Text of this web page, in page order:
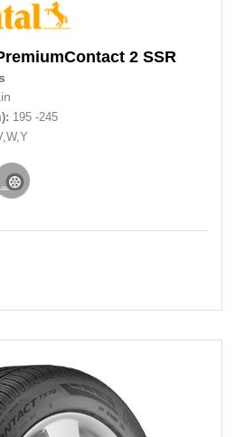
2 SSR
195 -245